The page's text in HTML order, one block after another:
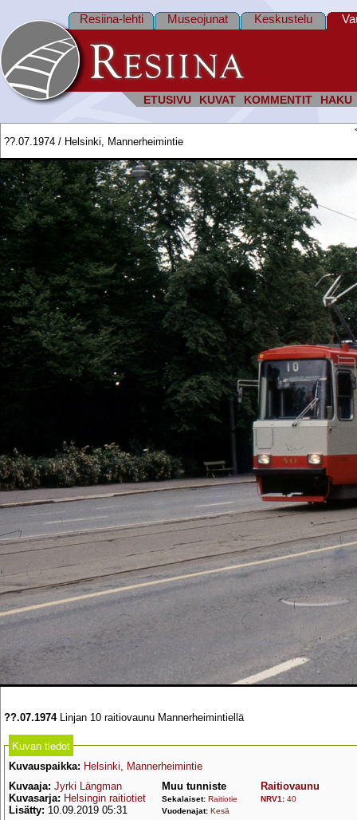
ETUSIVU KUVAT KOMMENTIT HAKU
Resiina-lehti Museojunat Keskustelu
??.07.1974 / Helsinki, Mannerheimintie
??.07.1974Linjan 10 raitiovaunu Mannerheimintiellä
Kuvan tiedot
Kuvauspaikka: Helsinki, Mannerheimintie
Kuvaaja: Jyrki Längman
Kuvasarja: Helsingin raitiotiet
Lisätty: 10.09.2019 05:31
Muu tunniste
Sekalaiset: Raitiotie
Vuodenajat: Kesä
Raitiovaunu
NRV1 : 40